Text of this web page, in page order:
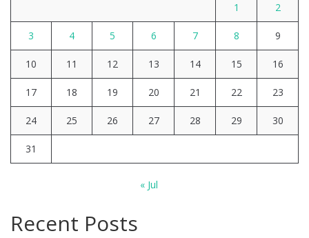
1 2
3 4 5 6 7 8 9
10 11 12 13 14 15 16
17 18 19 20 21 22 23
24 25 26 27 28 29 30
31
« Jul
Recent Posts